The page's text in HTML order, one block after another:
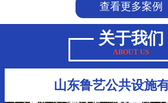
查看更多案例
关于我们
ABOUT US
山东鲁艺公共设施